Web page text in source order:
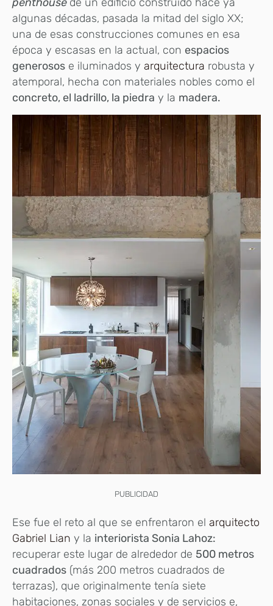
penthouse de un edificio construido hace ya
algunas décadas, pasada la mitad del siglo XX;
una de esas construcciones comunes en esa
época y escasas en la actual, con espacios
generosos e iluminados y arquitectura robusta y
atemporal, hecha con materiales nobles como el
concreto, el ladrillo, la piedra y la madera.
PUBLICIDAD
Ese fue el reto al que se enfrentaron el arquitecto
Gabriel Lian y la interiorista Sonia Lahoz:
recuperar este lugar de alrededor de 500 metros
cuadrados (más 200 metros cuadrados de
terrazas), que originalmente tenía siete
habitaciones, zonas sociales y de servicios e,